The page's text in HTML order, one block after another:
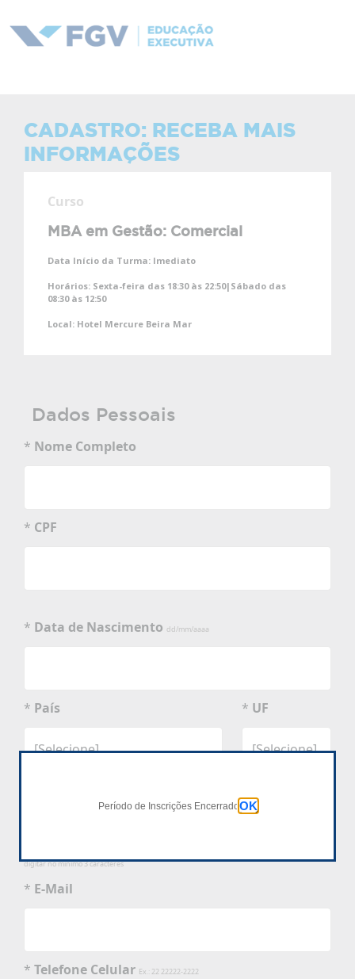
CADASTRO: RECEBA MAIS
INFORMAÇÕES
Curso
MBA em Gestão: Comercial
Data Início da Turma: Imediato
Horários: Sexta-feira das 18:30 às 22:50|Sábado das
08:30 às 12:50
Local: Hotel Mercure Beira Mar
Dados Pessoais
* Nome Completo
* CPF
* Data de Nascimento dd/mm/aaaa
* País * UF
digitar no mínimo 3 caracteres
* E-Mail
* Telefone Celular Ex.: 22 22222-2222
Período de Inscrições Encerrado OK